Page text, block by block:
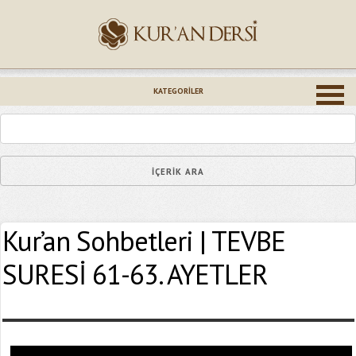
KATEGORILER
Kur’an Sohbetleri | TEVBE
SURESİ 61-63. AYETLER
Epostanız (*)
Yaşadığınız Hatanın Ayrıntıları